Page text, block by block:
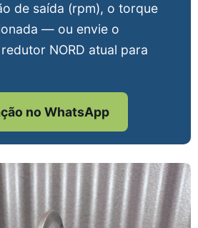
de saída (rpm), o torque
— ou envie o
NORD atual para
no WhatsApp